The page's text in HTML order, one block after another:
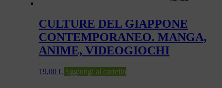
CULTURE DEL GIAPPONE
CONTEMPORANEO. MANGA,
ANIME, VIDEOGIOCHI
19,00 € Aggiungi al carrello